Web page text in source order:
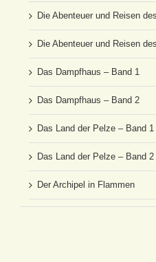
Die Abenteuer und Reisen
Die Abenteuer und Reisen
Das Dampfhaus – Band 1
Das Dampfhaus – Band 2
Das Land der Pelze – Band 1
Das Land der Pelze – Band 2
Der Archipel in Flammen